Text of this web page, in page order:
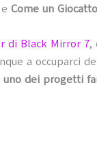
e Come un
di Black Mirror 7,
a occuparci
dei progetti